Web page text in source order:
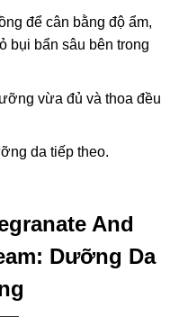
để cân bằng độ ẩm,
bụi bẩn sâu bên trong
vừa đủ và thoa đều
da tiếp theo.
And
Dưỡng Da